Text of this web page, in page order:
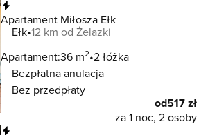
Apartament Miłosza Ełk
Ełk 12 km od Żelazki
Apartament:36 m2 2 łóżka
Bezpłatna anulacja
Bez przedpłaty
od517 zł
za 1 noc, 2 osoby